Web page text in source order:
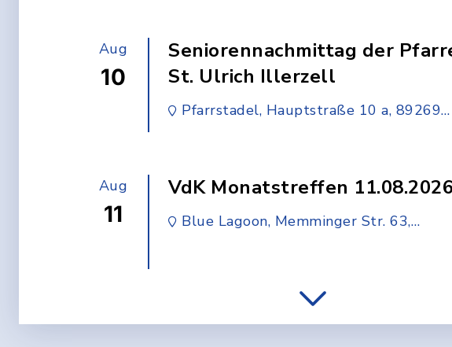
Aug
10
Seniorennachmittag der
St. Ulrich Illerzell
Aug
11
VdK Monatstreffen 11.08.2026
Aug
Wohnzimmerkonzert mit